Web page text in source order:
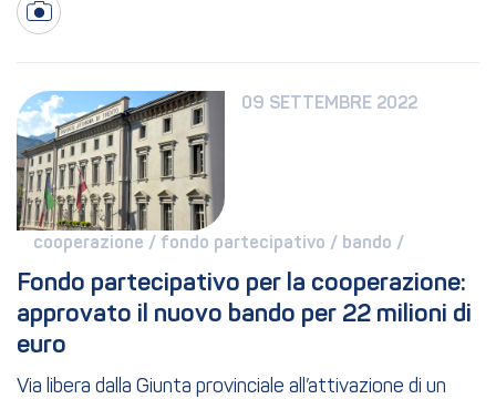
09 SETTEMBRE 2022
cooperazione / fondo partecipativo / bando /
Fondo partecipativo per la cooperazione:
approvato il nuovo bando per 22 milioni di
euro
Via libera dalla Giunta provinciale all’attivazione di un